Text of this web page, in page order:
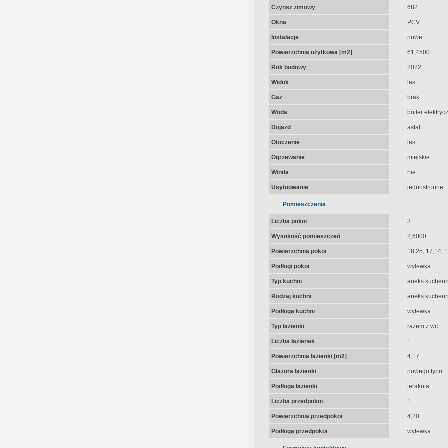
Czynsz zimowy 682
Okna PCV
Instalacje nowe
Powierzchnia użytkowa [m2] 61,4500
Rok budowy 2022
Widok las
Gaz brak
Woda bojler
Dojazd asfalt
Otoczenie las
Ogrzewanie miejskie
Winda nie
Usytuowanie jednostronne
Pomieszczenia
Liczba pokoi 3
Wysokość pomieszczeń 2,6000
Powierzchnia pokoi 18,25; 17,14;
Podłogi pokoi wylewka
Typ kuchni aneks
Rodzaj kuchni aneks
Podłoga kuchni wylewka
Typ łazienki razem z wc
Liczba łazienek 1
Powierzchnia łazienki [m2] 4,17
Glazura łazienki nowego typu
Podłoga łazienki terakota
Liczba przedpokoi 1
Powierzchnia przedpokoi 4,20
Podłoga przedpokoi wylewka